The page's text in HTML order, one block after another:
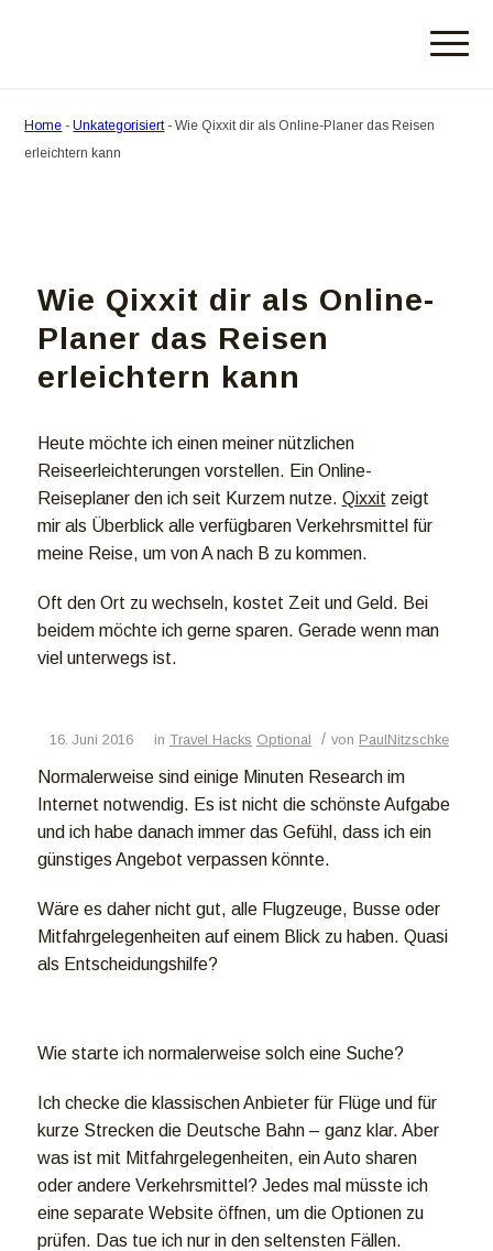
Home -Unkategorisiert-Wie Qixxit dir als Online-Planer das Reisen
erleichtern kann
Wie Qixxit dir als Online-
Planer das Reisen
erleichtern kann
Heute möchte ich einen meiner nützlichen
Reiseerleichterungen vorstellen. Ein Online-
Reiseplaner den ich seit Kurzem nutze. Qixxit zeigt
mir als Überblick alle verfügbaren Verkehrsmittel für
meine Reise, um von A nach B zu kommen.
Oft den Ort zu wechseln, kostet Zeit und Geld. Bei
beidem möchte ich gerne sparen. Gerade wenn man
viel unterwegs ist.
16. Juni 2016 in Travel Hacks Optional / von PaulNitzschke
Normalerweise sind einige Minuten Research im
Internet notwendig. Es ist nicht die schönste Aufgabe
und ich habe danach immer das Gefühl, dass ich ein
günstiges Angebot verpassen könnte.
Wäre es daher nicht gut, alle Flugzeuge, Busse oder
Mitfahrgelegenheiten auf einem Blick zu haben. Quasi
als Entscheidungshilfe?
Wie starte ich normalerweise solch eine Suche?
Ich checke die klassischen Anbieter für Flüge und für
kurze Strecken die Deutsche Bahn – ganz klar. Aber
was ist mit Mitfahrgelegenheiten, ein Auto sharen
oder andere Verkehrsmittel? Jedes mal müsste ich
eine separate Website öffnen, um die Optionen zu
prüfen. Das tue ich nur in den seltensten Fällen.